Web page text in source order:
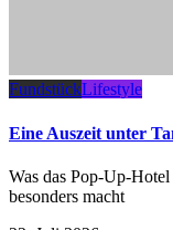
FundstückLifestyle
Eine Auszeit unter
Was das Pop-Up-
besonders macht